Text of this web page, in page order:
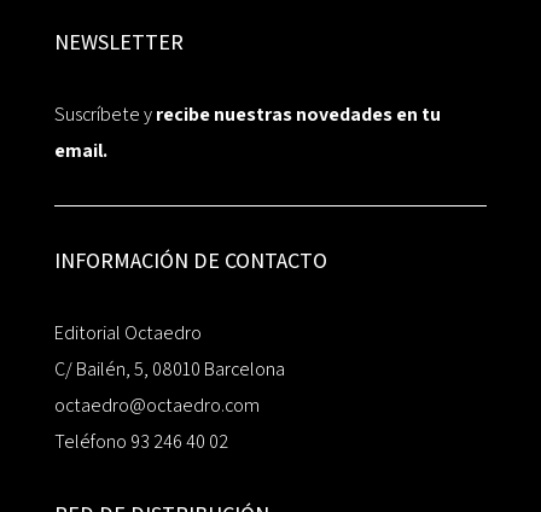
NEWSLETTER
Suscríbete yrecibe nuestras novedades en tu
email.
INFORMACIÓN DE CONTACTO
Editorial Octaedro
C/ Bailén, 5, 08010 Barcelona
octaedro@octaedro.com
Teléfono 93 246 40 02